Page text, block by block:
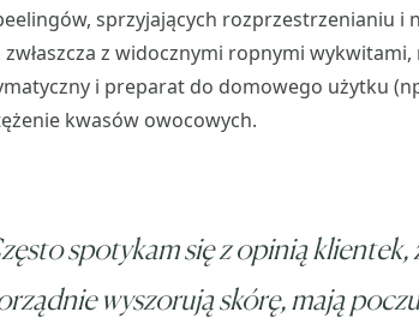
sprzyjających rozprzestrzenianiu i
z widocznymi ropnymi
i preparat do domowego użytku
kwasów owocowych.
spotykam się z opinią klientek,
wyszorują skórę, mają